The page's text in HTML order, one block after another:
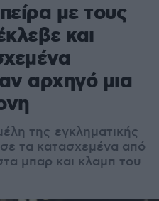
με τους
και
αρχηγό μια
της εγκληματικής
τα κατασχεμένα από
μπαρ και κλαμπ του